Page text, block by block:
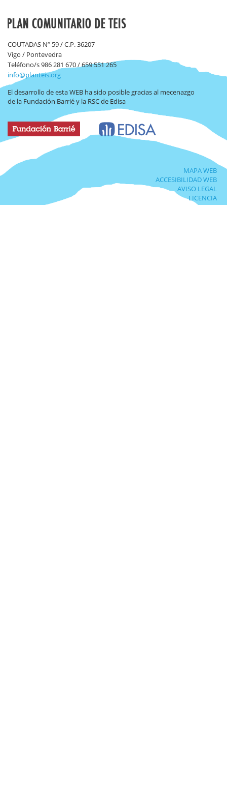
COUTADAS Nº 59 / C.P. 36207
Vigo / Pontevedra
Teléfono/s 986 281 670 / 659 551 265
info@planteis.org
El desarrollo de esta WEB ha sido posible gracias al mecenazgo
de la Fundación Barrié y la RSC de Edisa
MAPA WEB
ACCESIBILIDAD WEB
AVISO LEGAL
LICENCIA